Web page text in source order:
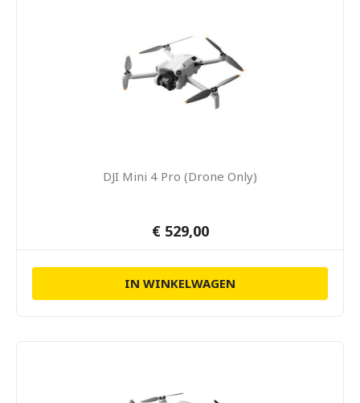
DJI Mini 4 Pro (Drone Only)
€ 529,00
IN WINKELWAGEN